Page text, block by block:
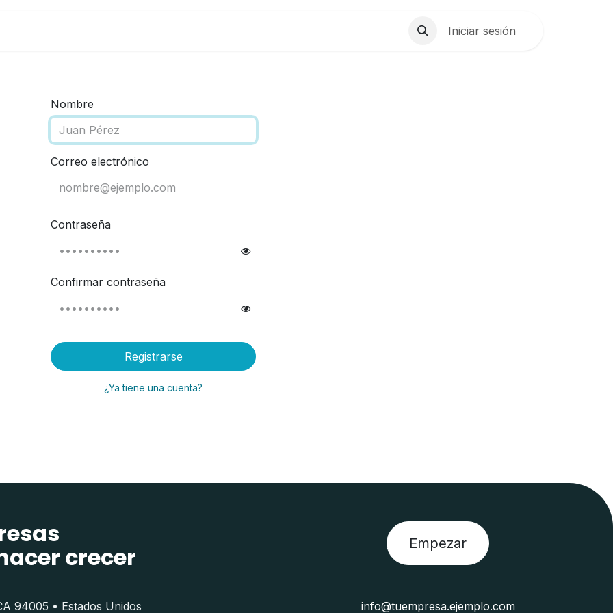
Iniciar sesión
Nombre
Correo electrónico
Contraseña
Confirmar contraseña
Registrarse
¿Ya tiene una cuenta?
crecer Empezar
94005 • Estados Unidos info@tuempresa.ejemplo.com